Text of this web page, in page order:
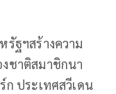
ฐฯสร้างความ
ชาติสมาชิกนา
ก ประเทศสวีเดน